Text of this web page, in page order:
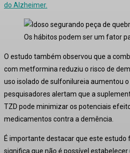
do Alzheimer.
Os hábitos podem ser um fator
O estudo também observou que a
com metformina reduziu o risco de
uso isolado de sulfonilureia aumentou o
pesquisadores alertam que a
TZD pode minimizar os potenciais
medicamentos contra a demência.
É importante destacar que este estudo
significa que não é possível